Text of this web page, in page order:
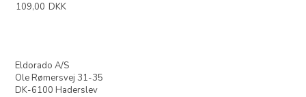
109,00 DKK
Eldorado A/S
Ole Rømersvej 31-35
DK-6100 Haderslev